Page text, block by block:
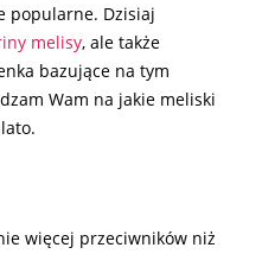
popularne. Dzisiaj
melisy, ale także
bazujące na tym
Wam na jakie meliski
więcej przeciwników niż